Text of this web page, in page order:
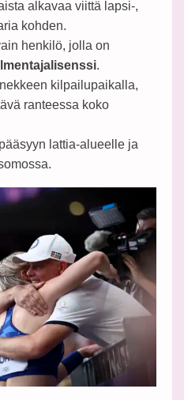
alkavaa viittä lapsi-,
kohden.
henkilö, jolla on
.
kilpailupaikalla,
ranteessa koko
lattia-alueelle ja